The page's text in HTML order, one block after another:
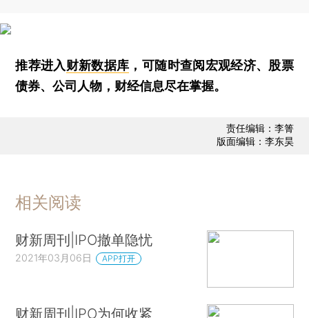
推荐进入财新数据库 ，可随时查阅宏观经济、股票
债券、公司人物，财经信息尽在掌握。
责任编辑：李箐
版面编辑：李东昊
相关阅读
财新周刊|IPO撤单隐忧
2021年03月06日 APP打开
财新周刊|IPO为何收紧